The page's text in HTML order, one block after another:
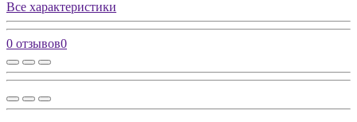
Все характеристики
0 отзывов0